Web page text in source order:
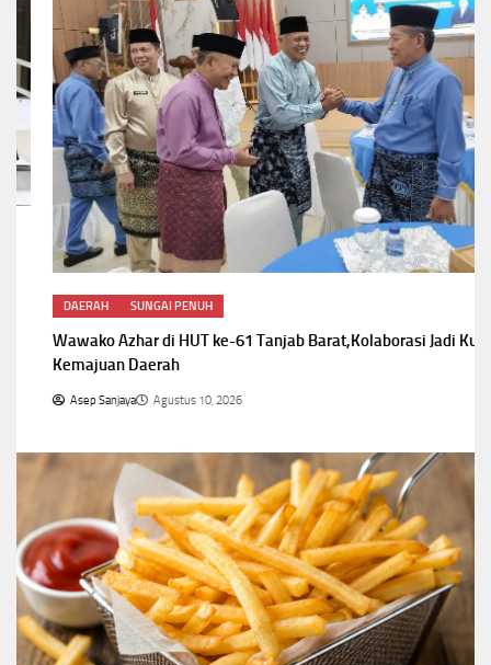
DAERAH SUNGAI PENUH
Wawako Azhar di HUT ke-61 Tanjab Barat,Kolaborasi Jadi Kunci
Kemajuan Daerah
Asep Sanjaya Agustus 10, 2026